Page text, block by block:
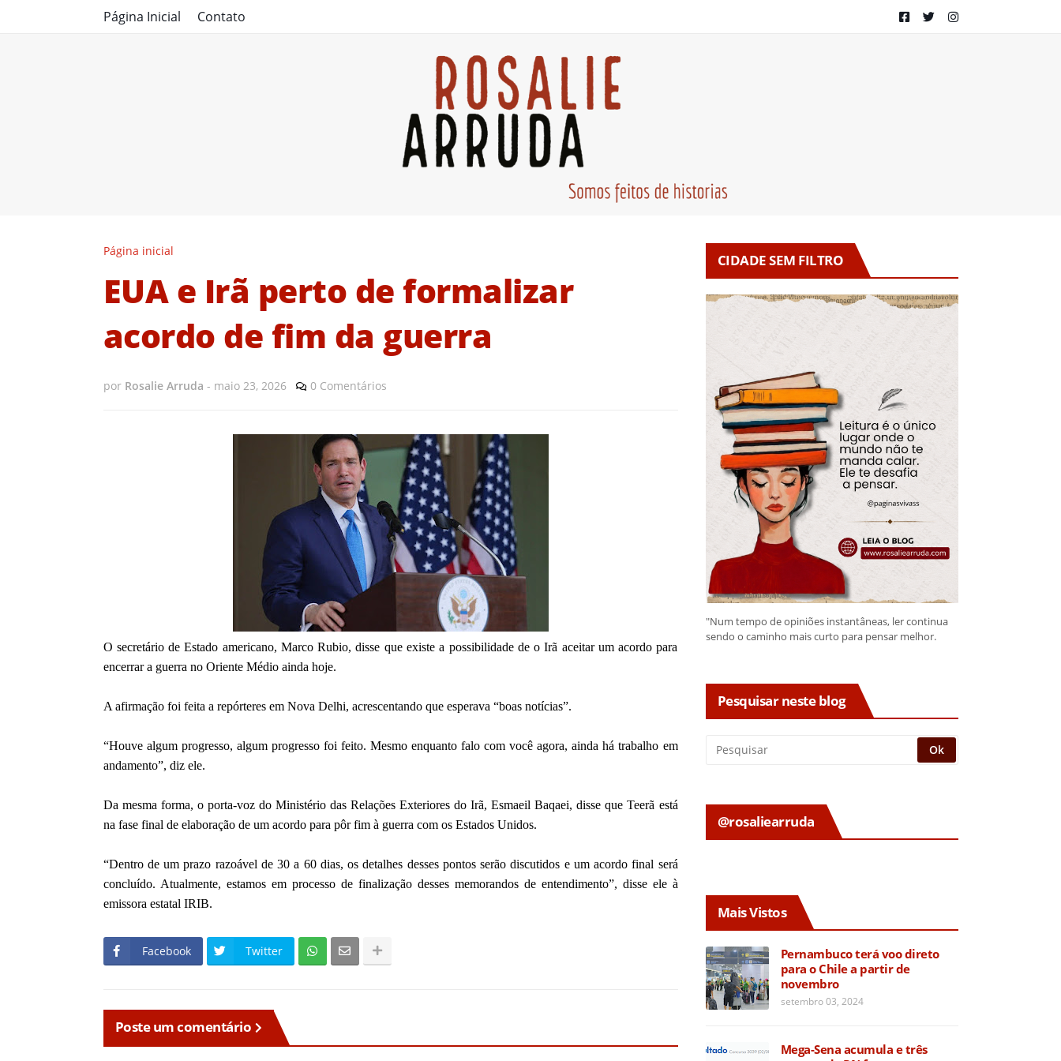
Página Inicial Contato
Página inicial
EUA e Irã perto de formalizar
acordo de fim da guerra
por Rosalie Arruda - maio 23, 2026 0 Comentários
O secretário de Estado americano, Marco Rubio, disse que existe a possibilidade de o Irã aceitar um acordo para
encerrar a guerra no Oriente Médio ainda hoje.
A afirmação foi feita a repórteres em Nova Delhi, acrescentando que esperava “boas notícias”.
“Houve algum progresso, algum progresso foi feito. Mesmo enquanto falo com você agora, ainda há trabalho em
andamento”, diz ele.
Da mesma forma, o porta-voz do Ministério das Relações Exteriores do Irã, Esmaeil Baqaei, disse que Teerã está
na fase final de elaboração de um acordo para pôr fim à guerra com os Estados Unidos.
“Dentro de um prazo razoável de 30 a 60 dias, os detalhes desses pontos serão discutidos e um acordo final será
concluído. Atualmente, estamos em processo de finalização desses memorandos de entendimento”, disse ele à
emissora estatal IRIB.
Facebook Twitter
Poste um comentário
CIDADE SEM FILTRO
"Num tempo de opiniões instantâneas, ler continua
sendo o caminho mais curto para pensar melhor.
Pesquisar neste blog
@rosaliearruda
Mais Vistos
Pernambuco terá voo direto
para o Chile a partir de
novembro
setembro 03, 2024
Mega-Sena acumula e três